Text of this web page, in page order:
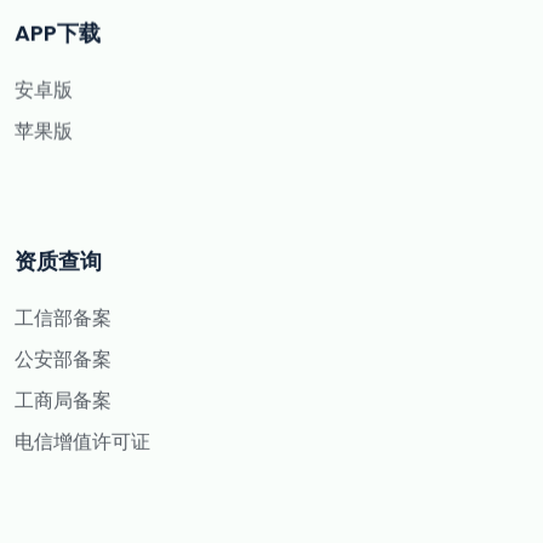
APP下载
安卓版
苹果版
资质查询
工信部备案
公安部备案
工商局备案
电信增值许可证